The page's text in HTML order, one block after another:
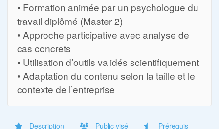
• Formation animée par un psychologue du
travail diplômé (Master 2)
• Approche participative avec analyse de
cas concrets
• Utilisation d’outils validés scientifiquement
• Adaptation du contenu selon la taille et le
contexte de l’entreprise
Description Public visé Prérequis